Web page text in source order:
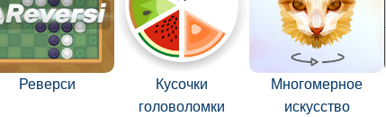
Реверси
Кусочки
головоломки
Многомерное
искусство